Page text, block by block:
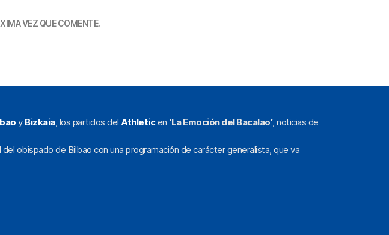
VEZ QUE COMENTE.
y Bizkaia, los partidos del Athleticen ‘La Emoción del Bacalao’, noticias de
obispado de Bilbao con una programación de carácter generalista, que va